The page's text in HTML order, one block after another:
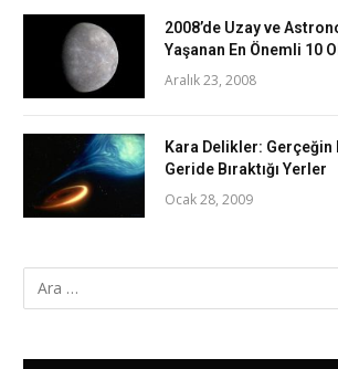
2008’de Uzay ve
Yaşanan En Önemli 10
Aralık 23, 2008
Kara Delikler: Gerçeğin
Geride Bıraktığı Yerler
Ocak 28, 2009